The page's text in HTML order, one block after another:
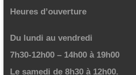
Heures d’ouverture
Du lundi au vendredi
7h30-12h00 – 14h00 à 19h00
Le samedi de 8h30 à 12h00.